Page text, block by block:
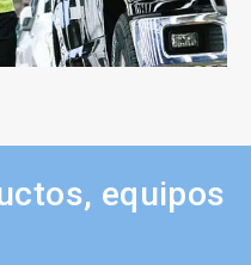
equipos